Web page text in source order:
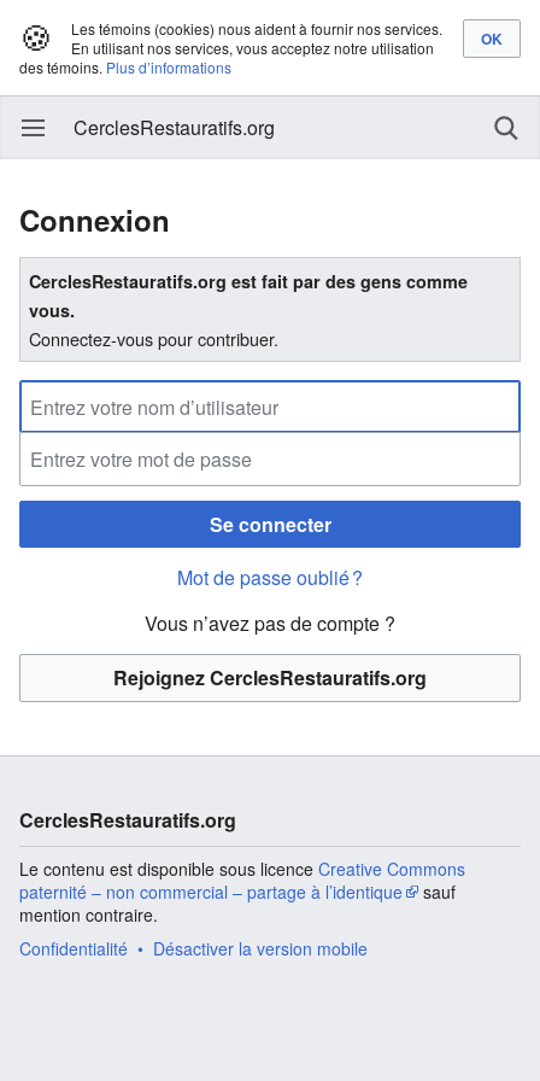
🍪
Les témoins (cookies) nous aident à fournir nos services.
En utilisant nos services, vous acceptez notre utilisation
des témoins. Plus d’informations
CerclesRestauratifs.org
Connexion
CerclesRestauratifs.org est fait par des gens comme
vous.
Connectez-vous pour contribuer.
Se connecter
Mot de passe oublié ?
Vous n’avez pas de compte ?
Rejoignez CerclesRestauratifs.org
CerclesRestauratifs.org
Le contenu est disponible sous licence Creative Commons
paternité – non commercial – partage à l’identique
sauf
mention contraire.
Confidentialité
Désactiver la version mobile